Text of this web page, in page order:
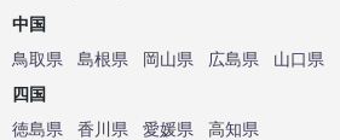
中国
鳥取県
島根県 岡山県 広島県
山口県
四国
徳島県
香川県 愛媛県
高知県